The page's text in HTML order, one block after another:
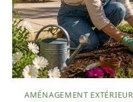
AMÉNAGEMENT EXTÉRIEUR